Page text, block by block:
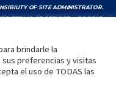
OF SITE ADMINISTRATOR.
TERMS OF SERVICE|GOOGLE
MEDIA CONTACTO
brindarle la
preferencias y visitas
el uso de TODAS las